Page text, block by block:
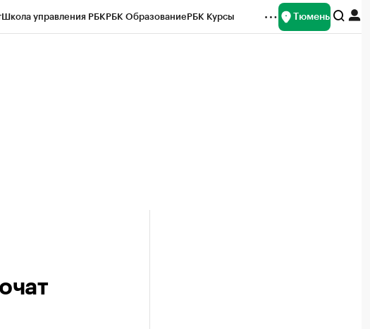
Школа управления РБКРБК ОбразованиеРБК Курсы Тюмень